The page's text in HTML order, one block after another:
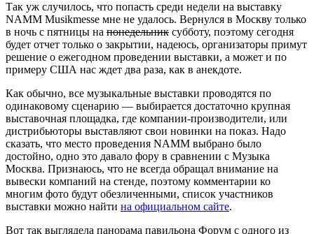
Так уж случилось, что попасть среди недели на выставку
NAMM Musikmesse мне не удалось. Вернулся в Москву только
в ночь с пятницы на понедельник субботу, поэтому сегодня
будет отчет только о закрытии, надеюсь, организаторы примут
решение о ежегодном проведении выставки, а может и по
примеру США нас ждет два раза, как в анекдоте.
Как обычно, все музыкальные выставки проводятся по
одинаковому сценарию — выбирается достаточно крупная
выставочная площадка, где компании-производители, или
дистрибьюторы выставляют свои новинки на показ. Надо
сказать, что место проведения NAMM выбрано было
достойно, одно это давало фору в сравнении с Музыка
Москва. Признаюсь, что не всегда обращал внимание на
вывески компаний на стенде, поэтому комментарии ко
многим фото будут обезличенными, список участников
выставки можно найти на официальном сайте.
Вот так выглядела панорама павильона Форум с одного из